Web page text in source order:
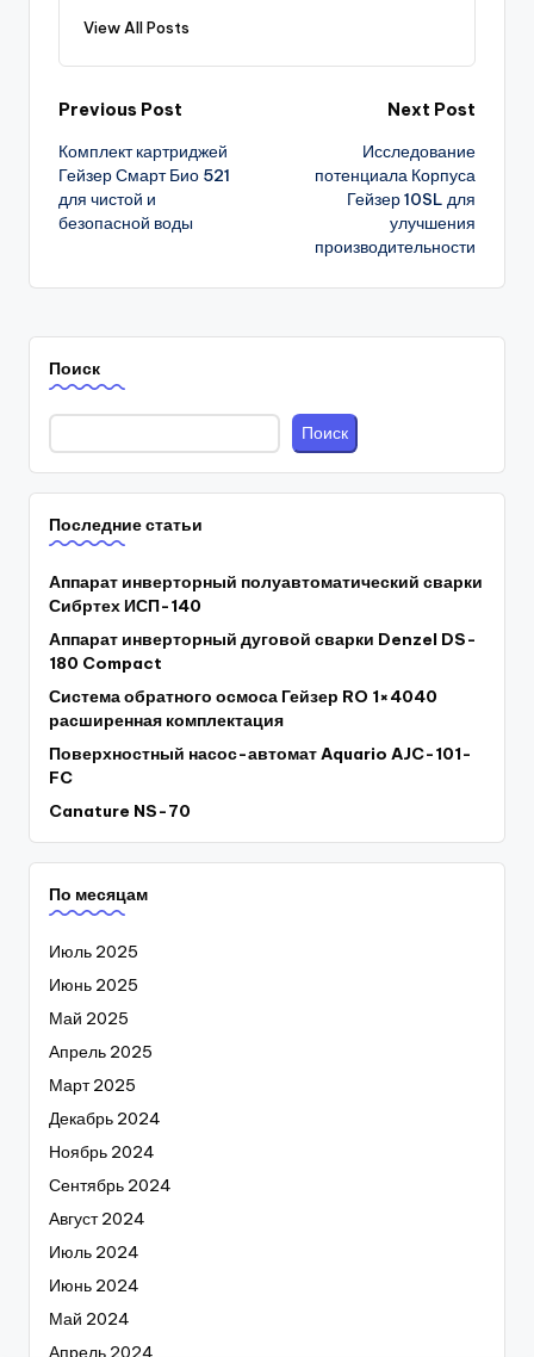
View All Posts
Post
navigation
Previous Post
Комплект картриджей
Гейзер Смарт Био 521
для чистой и
безопасной воды
Next Post
Исследование
потенциала Корпуса
Гейзер 10SL для
улучшения
производительности
Поиск
Поиск
Последние статьи
Аппарат инверторный полуавтоматический сварки
Сибртех ИСП-140
Аппарат инверторный дуговой сварки Denzel DS-
180 Compact
Система обратного осмоса Гейзер RO 1×4040
расширенная комплектация
Поверхностный насос-автомат Aquario AJC-101-
FC
Canature NS-70
По месяцам
Июль 2025
Июнь 2025
Май 2025
Апрель 2025
Март 2025
Декабрь 2024
Ноябрь 2024
Сентябрь 2024
Август 2024
Июль 2024
Июнь 2024
Май 2024
Апрель 2024